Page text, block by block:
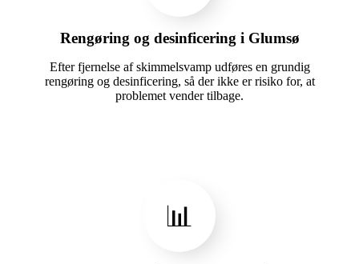
Rengøring og desinficering i Glumsø
Efter fjernelse af skimmelsvamp udføres en grundig
rengøring og desinficering, så der ikke er risiko for, at
problemet vender tilbage.
📊